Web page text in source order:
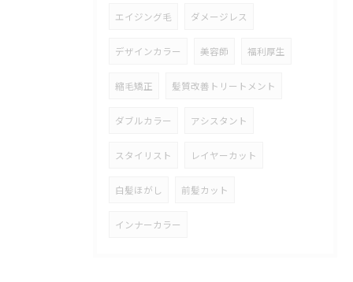
エイジング毛 ダメージレス
デザインカラー 美容師 福利厚生
縮毛矯正 髪質改善トリートメント
ダブルカラー アシスタント
スタイリスト レイヤーカット
白髪ほがし 前髪カット
インナーカラー